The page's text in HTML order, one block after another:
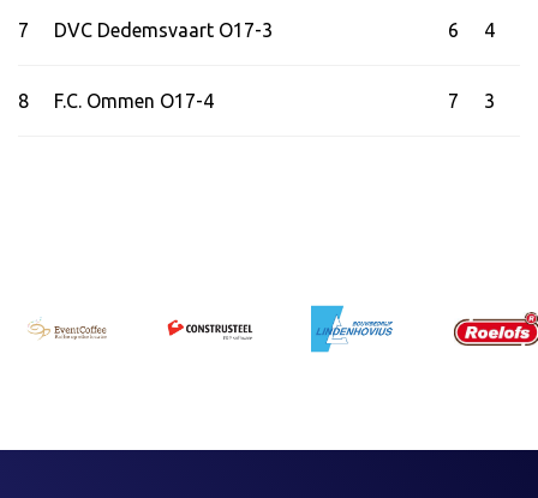
7 DVC Dedemsvaart O17-3 6 4
8 F.C. Ommen O17-4 7 3